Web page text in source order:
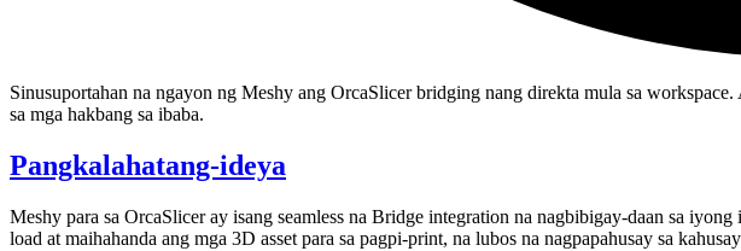
Sinusuportahan na ngayon ng Meshy ang OrcaSlicer bridging nang direkta mula sa
sa mga hakbang sa ibaba.
Pangkalahatang-ideya
Meshy para sa OrcaSliceray isang seamless na Bridge integration na nagbibigay-daan sa iyong
load at maihahanda ang mga 3D asset para sa pagpi-print, na lubos na nagpapahusay sa